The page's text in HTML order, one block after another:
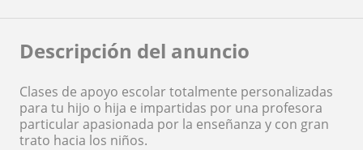
Descripción del anuncio
Clases de apoyo escolar totalmente personalizadas
para tu hijo o hija e impartidas por una profesora
particular apasionada por la enseñanza y con gran
trato hacia los niños.